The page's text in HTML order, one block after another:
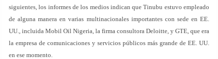
siguientes, los informes de los medios indican que Tinubu estuvo empleado
de alguna manera en varias multinacionales importantes con sede en EE.
UU., incluida Mobil Oil Nigeria, la firma consultora Deloitte, y GTE, que era
la empresa de comunicaciones y servicios públicos más grande de EE. UU.
en ese momento.